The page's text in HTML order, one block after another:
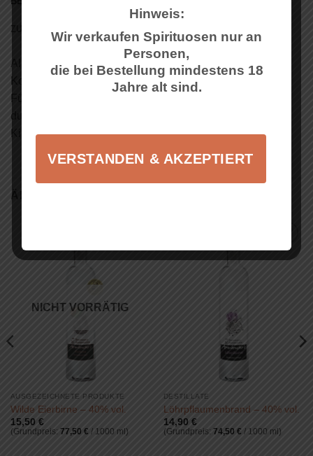
ZUSÄTZLICHE INFORMATIONEN
Alles beginnt mit den bestmöglichen Kirschen von
Kohlberger Streuobstwiesen.
durch meisterliche Hand. So entsteht ein aromatisches
Kirschwasser für edlen Genuss.
ÄHNLICHE PRODUKTE
NICHT VORRÄTIG
AUSGEZEICHNETE PRODUKTE
Wilde Eierbirne – 40% vol.
15,50 €
(Grundpreis: 77,50 €/ 1000 ml )
DESTILLATE
Löhrpflaumenbrand – 40% vol.
14,90 €
(Grundpreis: 74,50 €/ 1000 ml )
Hinweis:
Wir verkaufen Spirituosen nur an
Personen,
die bei Bestellung mindestens 18
Jahre alt sind.
VERSTANDEN & AKZEPTIERT